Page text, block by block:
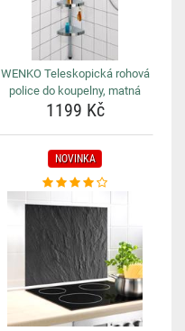
WENKO Teleskopická rohová
police do koupelny, matná
1199 Kč
NOVINKA